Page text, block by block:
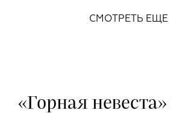
СМОТРЕТЬ ЕЩЕ
«Горная невеста»